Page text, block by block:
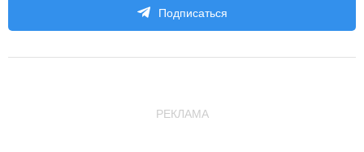
Подписаться
РЕКЛАМА